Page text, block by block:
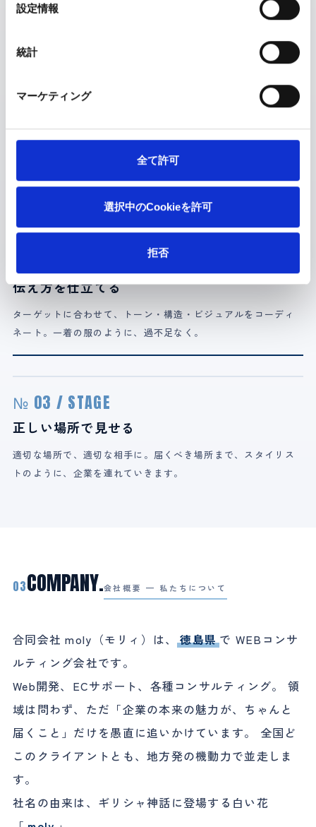
設定情報
統計
マーケティング
全て許可
選択中のCookieを許可
拒否
スタイリストのように、似合うものを選び、整え、世に出す。
魅力を引き出す
さ」を、言葉と設計で輪郭づけます。
№ 02 / COORDINATE
伝え方を仕立てる
ターゲットに合わせて、トーン・構造・ビジュアルをコーディ
ネート。一着の服のように、過不足なく。
№ 03 / STAGE
正しい場所で見せる
適切な場所で、適切な相手に。届くべき場所まで、スタイリス
トのように、企業を連れていきます。
03COMPANY.会社概要 — 私たちについて
合同会社 moly（モリィ）は、徳島県で WEBコンサ
ルティング会社です。
Web開発、ECサポート、各種コンサルティング。 領
域は問わず、ただ「企業の本来の魅力が、ちゃんと
届くこと」だけを愚直に追いかけています。 全国ど
このクライアントとも、地方発の機動力で並走しま
す。
社名の由来は、ギリシャ神話に登場する白い花